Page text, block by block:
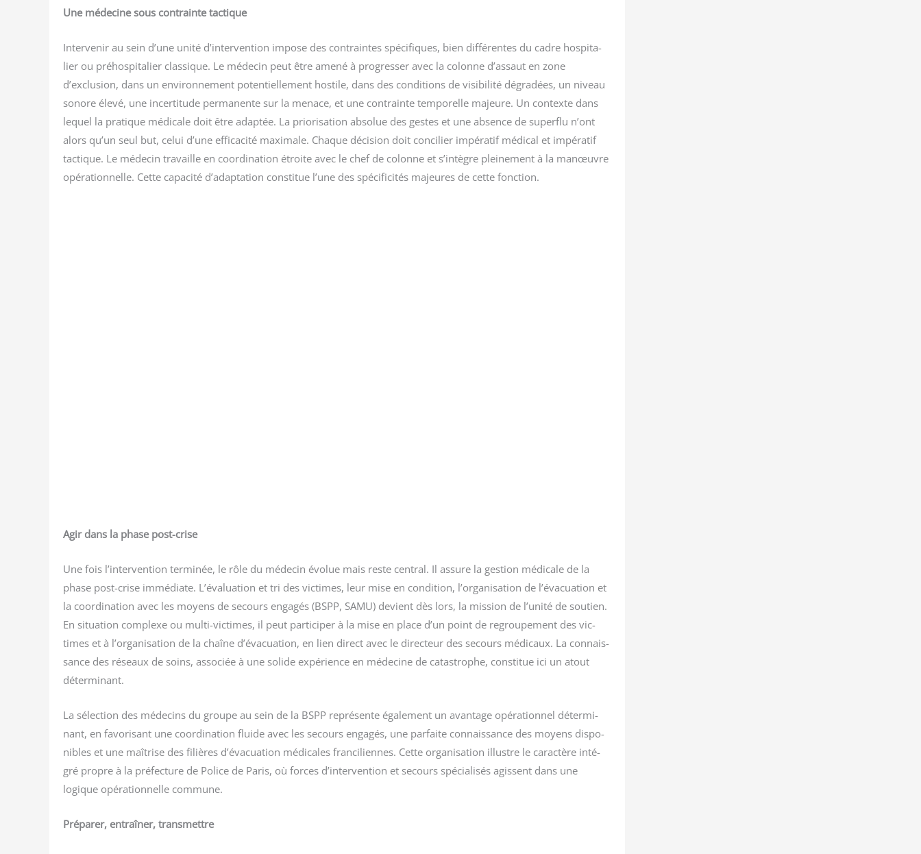
Une méde­cine sous contrainte tactique
Inter­ve­nir au sein d’une uni­té d’intervention impose des contraintes spé­ci­fiques, bien dif­fé­rentes du cadre hos­pi­ta­
lier ou pré­hos­pi­ta­lier clas­sique. Le méde­cin peut être ame­né à pro­gres­ser avec la colonne d’assaut en zone
d’exclusion, dans un envi­ron­ne­ment poten­tiel­le­ment hos­tile, dans des condi­tions de visi­bi­li­té dégra­dées, un niveau
sonore éle­vé, une incer­ti­tude per­ma­nente sur la menace, et une contrainte tem­po­relle majeure. Un contexte dans
lequel la pra­tique médi­cale doit être adap­tée. La prio­ri­sa­tion abso­lue des gestes et une absence de super­flu n’ont
alors qu’un seul but, celui d’une effi­ca­ci­té maxi­male. Chaque déci­sion doit conci­lier impé­ra­tif médi­cal et impé­ra­tif
tac­tique. Le méde­cin tra­vaille en coor­di­na­tion étroite avec le chef de colonne et s’intègre plei­ne­ment à la manœuvre
opé­ra­tion­nelle. Cette capa­ci­té d’adaptation consti­tue l’une des spé­ci­fi­ci­tés majeures de cette fonction.
Agir dans la phase post-crise
Une fois l’intervention ter­mi­née, le rôle du méde­cin évo­lue mais reste cen­tral. Il assure la ges­tion médi­cale de la
phase post-crise immé­diate. L’évaluation et tri des vic­times, leur mise en condi­tion, l’organisation de l’évacuation et
la coor­di­na­tion avec les moyens de secours enga­gés (BSPP, SAMU) devient dès lors, la mis­sion de l’unité de sou­tien.
En situa­tion com­plexe ou mul­ti-vic­times, il peut par­ti­ci­per à la mise en place d’un point de regrou­pe­ment des vic­
times et à l’organisation de la chaîne d’évacuation, en lien direct avec le direc­teur des secours médi­caux. La connais­
sance des réseaux de soins, asso­ciée à une solide expé­rience en méde­cine de catas­trophe, consti­tue ici un atout
déterminant.
La sélec­tion des méde­cins du groupe au sein de la BSPP repré­sente éga­le­ment un avan­tage opé­ra­tion­nel déter­mi­
nant, en favo­ri­sant une coor­di­na­tion fluide avec les secours enga­gés, une par­faite connais­sance des moyens dis­po­
nibles et une maî­trise des filières d’évacuation médi­cales fran­ci­liennes. Cette orga­ni­sa­tion illustre le carac­tère inté­
gré propre à la pré­fec­ture de Police de Paris, où forces d’intervention et secours spé­cia­li­sés agissent dans une
logique opé­ra­tion­nelle commune.
Pré­pa­rer, entraî­ner, transmettre